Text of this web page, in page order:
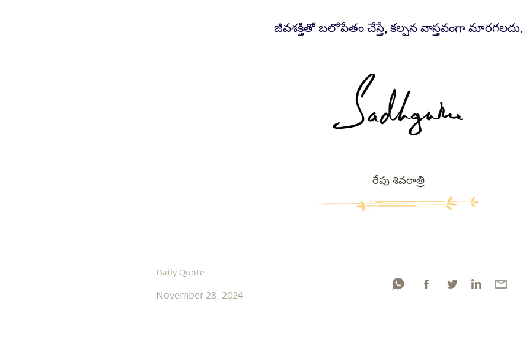
జీవశక్తితో బలోపేతం చేస్తే, కల్పన వాస్తవంగా మారగలదు.
రేపు శివరాత్రి
Daily Quote
November 28, 2024